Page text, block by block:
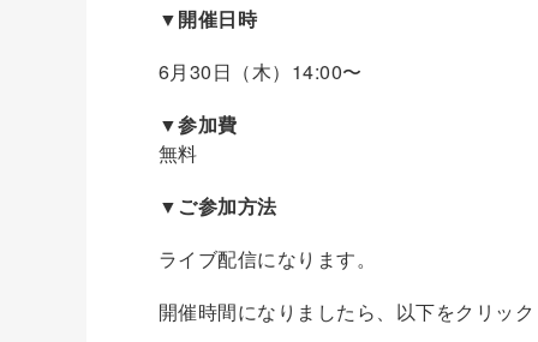
▼開催日時
6月30日（木）14:00〜
▼参加費
無料
▼ご参加方法
ライブ配信になります。
開催時間になりましたら、以下をクリッ